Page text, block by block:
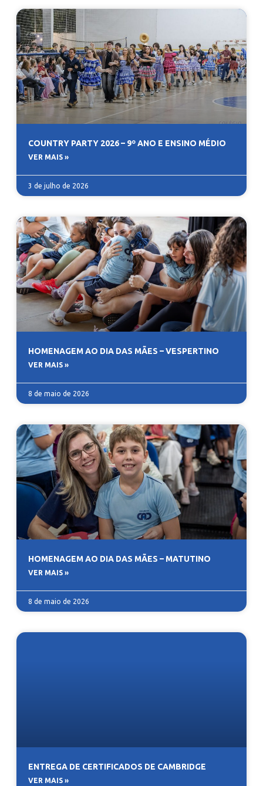
COUNTRY PARTY 2026 – 9º ANO E ENSINO MÉDIO
VER MAIS »
3 de julho de 2026
HOMENAGEM AO DIA DAS MÃES – VESPERTINO
VER MAIS »
8 de maio de 2026
HOMENAGEM AO DIA DAS MÃES – MATUTINO
VER MAIS »
8 de maio de 2026
ENTREGA DE CERTIFICADOS DE CAMBRIDGE
VER MAIS »